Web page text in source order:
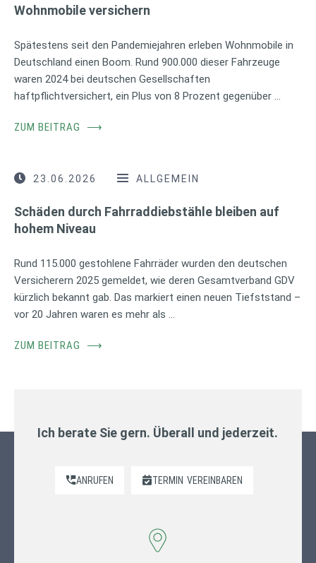
Wohnmobile versichern
Spätestens seit den Pandemiejahren erleben Wohnmobile in
Deutschland einen Boom. Rund 900.000 dieser Fahrzeuge
waren 2024 bei deutschen Gesellschaften
haftpflichtversichert, ein Plus von 8 Prozent gegenüber …
ZUM BEITRAG ⟶
23.06.2026 ALLGEMEIN
Schäden durch Fahrraddiebstähle bleiben auf
hohem Niveau
Rund 115.000 gestohlene Fahrräder wurden den deutschen
Versicherern 2025 gemeldet, wie deren Gesamtverband GDV
kürzlich bekannt gab. Das markiert einen neuen Tiefststand –
vor 20 Jahren waren es mehr als …
ZUM BEITRAG ⟶
Ich berate Sie gern. Überall und jederzeit.
ANRUFEN TERMIN VEREINBAREN